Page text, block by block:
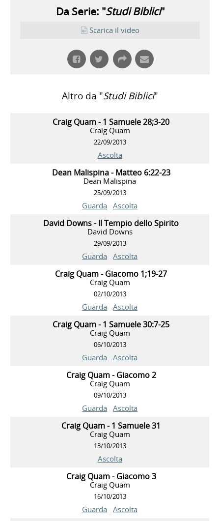
Da Serie: "Studi Biblici"
Scarica il video
Altro da "Studi Biblici"
Craig Quam - 1 Samuele 28;3-20
Craig Quam
22/09/2013
Ascolta
Dean Malispina - Matteo 6:22-23
Dean Malispina
25/09/2013
Guarda Ascolta
David Downs - Il Tempio dello Spirito
David Downs
29/09/2013
Guarda Ascolta
Craig Quam - Giacomo 1;19-27
Craig Quam
02/10/2013
Guarda Ascolta
Craig Quam - 1 Samuele 30:7-25
Craig Quam
06/10/2013
Guarda Ascolta
Craig Quam - Giacomo 2
Craig Quam
09/10/2013
Guarda Ascolta
Craig Quam - 1 Samuele 31
Craig Quam
13/10/2013
Ascolta
Craig Quam - Giacomo 3
Craig Quam
16/10/2013
Guarda Ascolta